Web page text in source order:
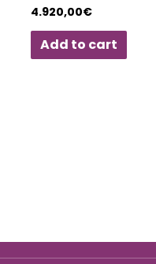
4.920,00€
Add to cart